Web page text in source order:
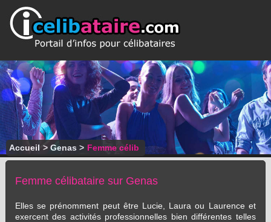
Accueil > Genas> Femme célib
Femme célibataire sur Genas
Elles se prénomment peut être Lucie, Laura ou Laurence et
exercent des activités professionnelles bien différentes telles